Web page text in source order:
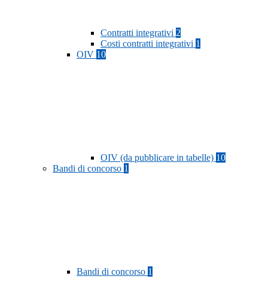
Contratti integrativi 2
Costi contratti integrativi 1
OIV 10
OIV (da pubblicare in tabelle) 10
Bandi di concorso 1
Bandi di concorso 1